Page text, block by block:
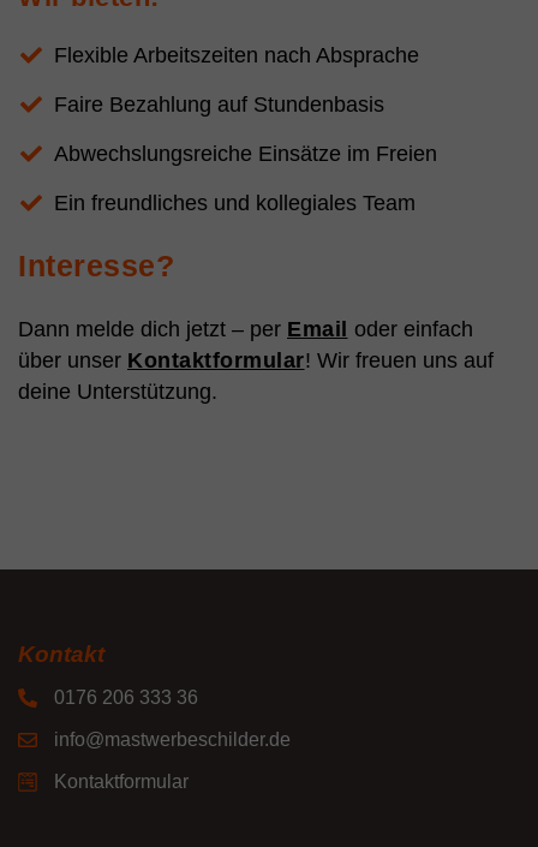
Flexible Arbeitszeiten nach Absprache
Faire Bezahlung auf Stundenbasis
Abwechslungsreiche Einsätze im Freien
Ein freundliches und kollegiales Team
Interesse?
Dann melde dich jetzt – per Email oder einfach
über unser Kontaktformular! Wir freuen uns auf
deine Unterstützung.
Kontakt
0176 206 333 36
info@mastwerbeschilder.de
Kontaktformular